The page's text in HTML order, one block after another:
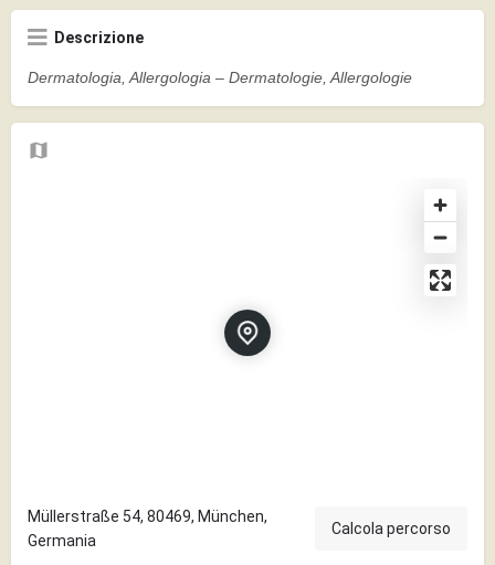
Descrizione
Dermatologia, Allergologia – Dermatologie, Allergologie
Müllerstraße 54, 80469, München,
Germania
Calcola percorso